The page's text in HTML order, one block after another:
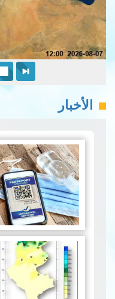
الأخبار